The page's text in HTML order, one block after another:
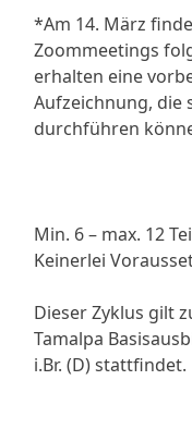
*Am 14. März
Zoommeetings
erhalten eine
Aufzeichnung, die
durchführen
Min. 6 – max. 12
Keinerlei
Dieser Zyklus gilt
Tamalpa
i.Br. (D) stattfindet.